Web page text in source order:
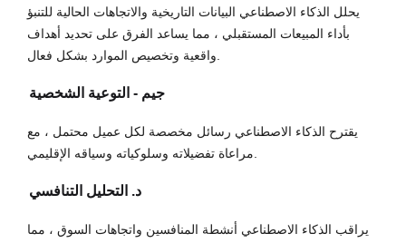
يحلل الذكاء الاصطناعي البيانات التاريخية والاتجاهات الحالية للتنبؤ
بأداء المبيعات المستقبلي ، مما يساعد الفرق على تحديد أهداف
واقعية وتخصيص الموارد بشكل فعال.
جيم - التوعية الشخصية
يقترح الذكاء الاصطناعي رسائل مخصصة لكل عميل محتمل ، مع
مراعاة تفضيلاته وسلوكياته وسياقه الإقليمي.
د. التحليل التنافسي
يراقب الذكاء الاصطناعي أنشطة المنافسين واتجاهات السوق ، مما